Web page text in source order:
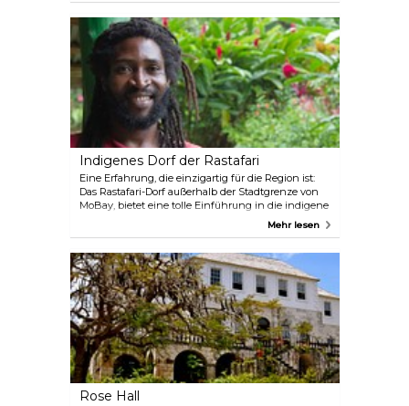
mehrerer Badestationen, Erfrischungen an
schwimmenden Bars und dem Besuch eines
Kräutergartens.
Indigenes Dorf der Rastafari
Eine Erfahrung, die einzigartig für die Region ist:
Das Rastafari-Dorf außerhalb der Stadtgrenze von
MoBay, bietet eine tolle Einführung in die indigene
religiöse Bewegung Jamaikas. Diese hat seit ihrer
geführte Tour ist eine gute Möglichkeit, mehr über
die wesentlichen Aspekte des Rastafarianismus zu
erfahren, sowie das alltägliche und kulturelle Leben
der jamaikanischen Meister mitzuerleben.
Mehr lesen
Rose Hall